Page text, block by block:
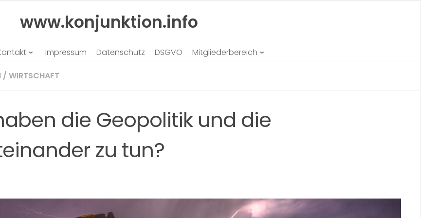
www.konjunktion.info
Impressum Datenschutz DSGVO Mitgliederbereich
/ WIRTSCHAFT
die Geopolitik und die
zu tun?